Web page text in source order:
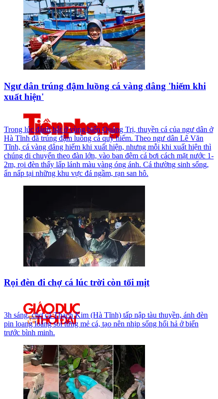
Ngư dân trúng đậm luồng cá vàng dâng 'hiếm khi
xuất hiện'
Trong lúc đánh bắt ở vùng biển Quảng Trị, thuyền cá của ngư dân ở
Hà Tĩnh đã trúng đậm luồng cá quý hiếm. Theo ngư dân Lê Văn
Tĩnh, cá vàng dâng hiếm khi xuất hiện, nhưng mỗi khi xuất hiện thì
chúng di chuyển theo đàn lớn, vào ban đêm cá bơi cách mặt nước 1-
2m, rọi đèn thấy lấp lánh màu vàng óng ánh. Cá thường sinh sống,
ẩn nấp tại những khu vực đá ngầm, rạn san hô.
Rọi đèn đi chợ cá lúc trời còn tối mịt
3h sáng, chợ cá Thạch Kim (Hà Tĩnh) tấp nập tàu thuyền, ánh đèn
pin loang loáng soi từng mẻ cá, tạo nên nhịp sống hối hả ở biển
trước bình minh.